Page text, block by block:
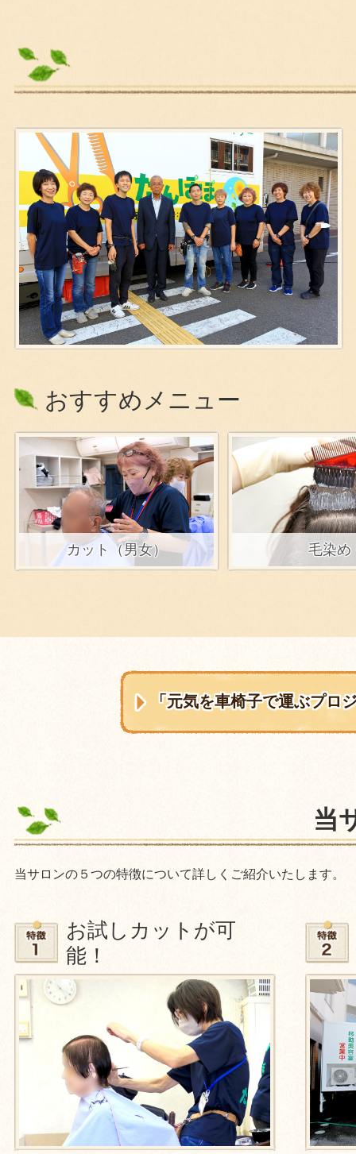
おすすめメニュー
カット（男女） 毛染め
「元気を車椅子で運ぶプロ
当
当サロンの５つの特徴について詳しくご紹介いたします。
お試しカットが可
能！